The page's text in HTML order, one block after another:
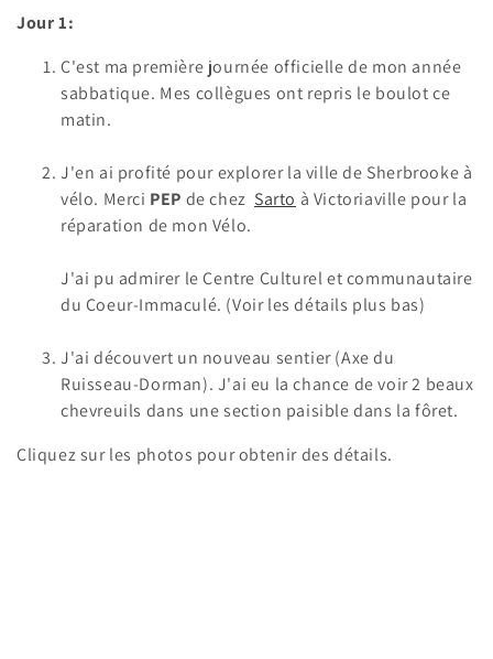
Jour 1:
C'est ma première journée officielle de mon année
sabbatique. Mes collègues ont repris le boulot ce
matin.
J'en ai profité pour explorer la ville de Sherbrooke à
vélo. Merci PEP de chez Sarto à Victoriaville pour la
réparation de mon Vélo.
J'ai pu admirer le Centre Culturel et communautaire
du Coeur-Immaculé. (Voir les détails plus bas)
J'ai découvert un nouveau sentier (Axe du
Ruisseau-Dorman). J'ai eu la chance de voir 2 beaux
chevreuils dans une section paisible dans la fôret.
Cliquez sur les photos pour obtenir des détails.